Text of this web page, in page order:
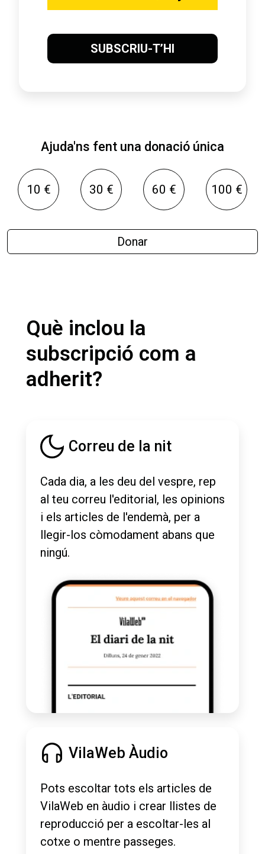
SUBSCRIU-T’HI
Ajuda'ns fent una donació única
10 € 30 € 60 € 100 €
Donar
Què inclou la
subscripció com a
adherit?
Correu de la nit
Cada dia, a les deu del vespre, rep
al teu correu l'editorial, les opinions
i els articles de l'endemà, per a
llegir-los còmodament abans que
ningú.
VilaWeb Àudio
Pots escoltar tots els articles de
VilaWeb en àudio i crear llistes de
reproducció per a escoltar-les al
cotxe o mentre passeges.